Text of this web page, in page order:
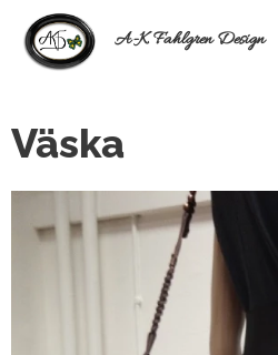
A-K Fahlgren Design
Väska